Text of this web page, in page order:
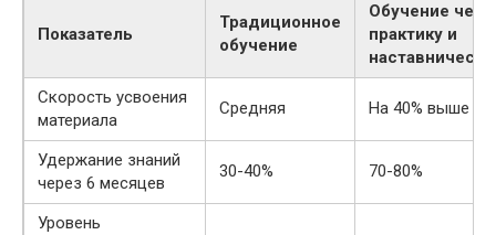
Показатель
Традиционное
обучение
Обучение
практику и
Скорость усвоения
материала
Средняя На 40% выше
Удержание знаний
через 6 месяцев
30-40% 70-80%
Уровень